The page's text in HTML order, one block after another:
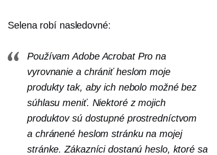
Selena robí nasledovné:
Používam Adobe Acrobat Pro na
vyrovnanie a chrániť heslom moje
produkty tak, aby ich nebolo možné bez
súhlasu meniť. Niektoré z mojich
produktov sú dostupné prostredníctvom
a chránené heslom stránku na mojej
stránke. Zákazníci dostanú heslo, ktoré sa